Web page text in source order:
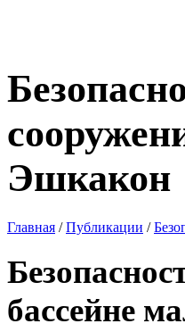
Эшкакон
Главная / Публикации /
бассейне